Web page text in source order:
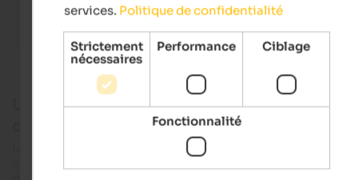
Un "lac arc-en-ciel" légendaire dans le Tyrol
Le Lac de Carezza est surtout connu pour son extraordinaire
services. Politique de confidentialité
Strictement
nécessaires
Performance Ciblage
Fonctionnalité